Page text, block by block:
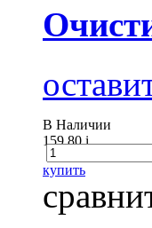
В Наличии
159.80i
купить